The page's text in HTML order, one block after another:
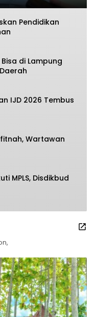
Pendidikan
di Lampung
IJD 2026 Tembus
Wartawan
Disdikbud